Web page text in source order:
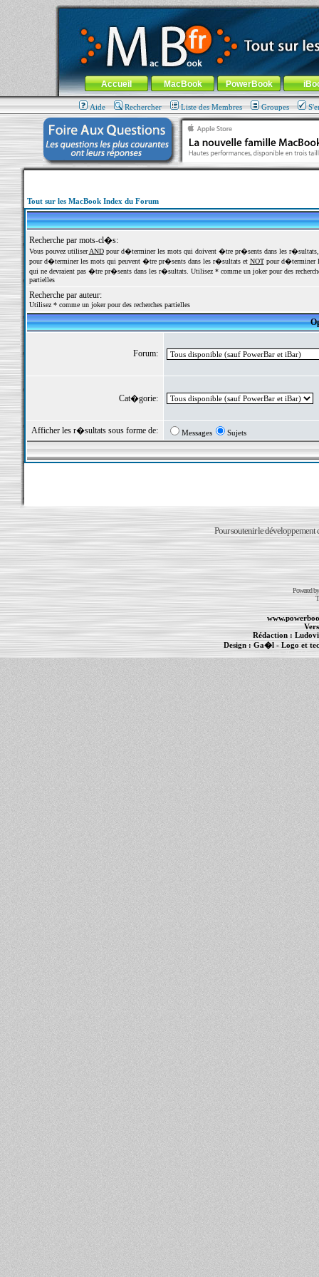
MacBook-fr.com : 100% Apple... 100% nomade !
Aller au contenu-Aller au menu général-Aller au menu de
Menu général
Accueil MacBook PowerBook
Aide Rechercher Liste des Membres Groupes
Tout sur les MacBook Index du Forum
Recherche par mots-cl�s:
Vous pouvez utiliserANDpour d�terminer les mots qui doivent �tre pr�sents dans les
pour d�terminer les mots qui peuvent �tre pr�sents dans les r�sultats et NOTpour d�terminer
qui ne devraient pas �tre pr�sents dans les r�sultats. Utilisez * comme un joker pour des
partielles
Recherche par auteur:
Utilisez * comme un joker pour des recherches partielles
Forum:
Cat�gorie:
Afficher les r�sultats sous forme de: Messages Sujets
Pour soutenir le développement
Powered
Rédaction :
Design : Ga�l- Logo et